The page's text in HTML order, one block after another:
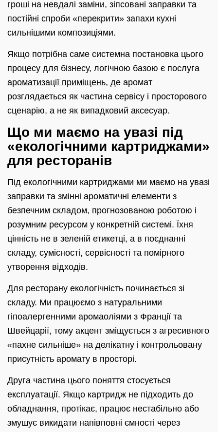
гроші на невдалі заміни, зіпсовані заправки та
постійні спроби «перекрити» запахи кухні
сильнішими композиціями.
Якщо потрібна саме системна постановка цього
процесу для бізнесу, логічною базою є послуга
ароматизації приміщень, де аромат
розглядається як частина сервісу і просторового
сценарію, а не як випадковий аксесуар.
Що ми маємо на увазі під
«екологічними картриджами»
для ресторанів
Під екологічними картриджами ми маємо на увазі
заправки та змінні ароматичні елементи з
безпечним складом, прогнозованою роботою і
розумним ресурсом у конкретній системі. Їхня
цінність не в зеленій етикетці, а в поєднанні
складу, сумісності, сервісності та помірного
утворення відходів.
Для ресторану екологічність починається зі
складу. Ми працюємо з натуральними
гіпоалергенними аромаоліями з Франції та
Швейцарії, тому акцент зміщується з агресивного
«пахне сильніше» на делікатну і контрольовану
присутність аромату в просторі.
Друга частина цього поняття стосується
експлуатації. Якщо картридж не підходить до
обладнання, протікає, працює нестабільно або
змушує викидати напівповні ємності через